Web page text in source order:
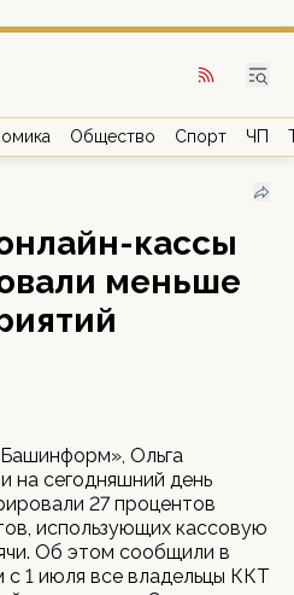
Общество Спорт ЧП
кассы
меньше
Ольга
на сегодняшний день
27 процентов
использующих кассовую
Об этом сообщили в
1 июля все владельцы ККТ